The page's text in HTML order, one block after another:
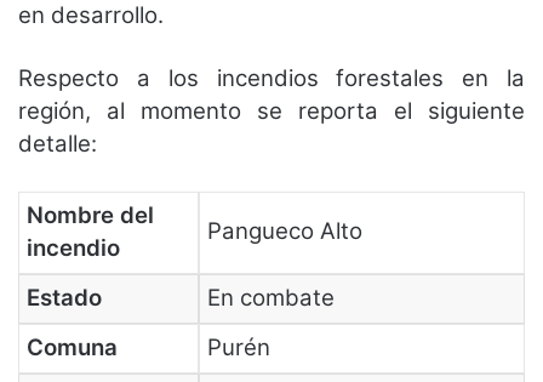
en desarrollo.
Respecto a los incendios forestales en la
región, al momento se reporta el siguiente
detalle:
Nombre del
incendio
Pangueco Alto
Estado
En combate
Comuna
Purén